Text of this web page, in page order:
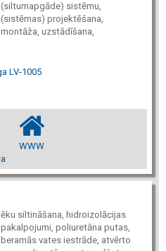
(siltumapgāde) sistēmu,
(sistēmas) projektēšana,
montāža, uzstādīšana,
LV-1005
WWW
ēku siltināšana, hidroizolācijas
pakalpojumi, poliuretāna putas,
beramās vates iestrāde, atvērto